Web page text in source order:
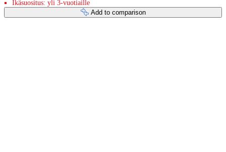
Ikäsuositus: yli 3-vuotiaille
Add to comparison